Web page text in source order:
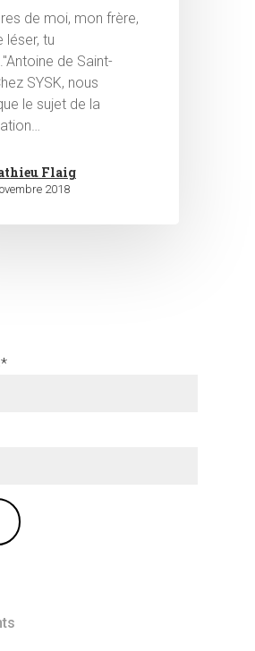
de moi, mon frère,
léser, tu
de Saint-
SYSK, nous
le sujet de la
Flaig
2018